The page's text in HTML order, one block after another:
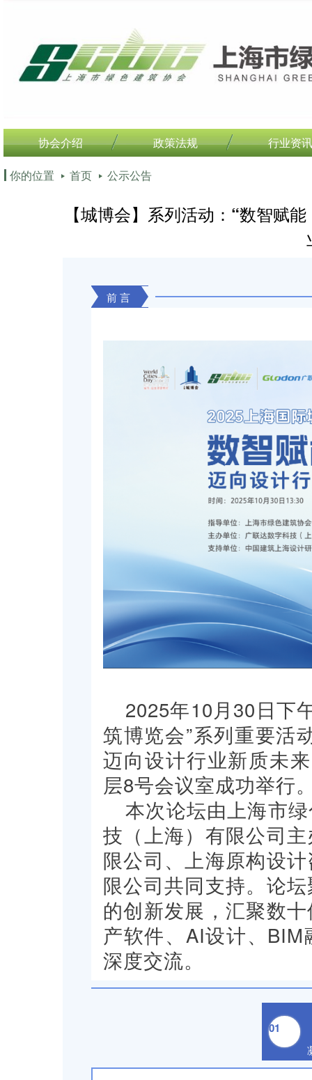
协会介绍 政策法规 行业资
你的位置 首页 公示公告
【城博会】系列活动：“数智赋
前言
2025年10月30日下
筑博览会”系列重要活
迈向设计行业新质未
层8号会议室成功举行
本次论坛由上海市
技（上海）有限公司
限公司、上海原构设
限公司共同支持。论
的创新发展，汇聚数
产软件、AI设计、
深度交流。
01